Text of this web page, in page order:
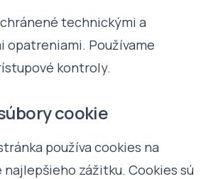
technickými a
opatreniami. Používame
kontroly.
cookie
používa cookies na
zážitku. Cookies sú